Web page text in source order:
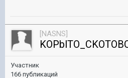
[NASNS]
Участник
166 публикаций